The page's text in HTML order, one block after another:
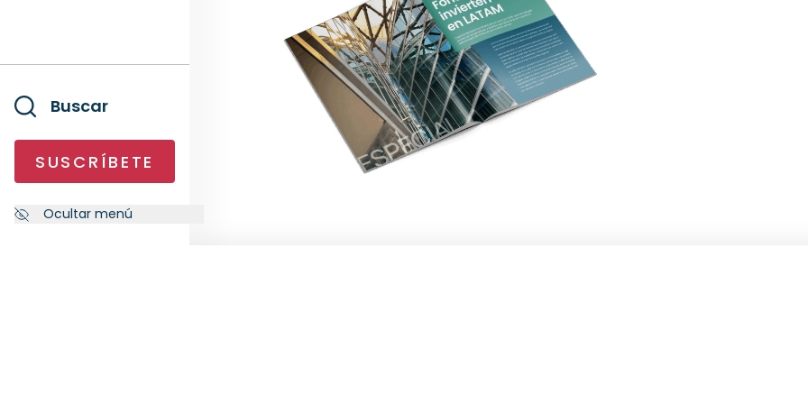
Buscar
SUSCRÍBETE
Ocultar menú